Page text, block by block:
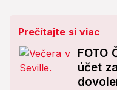
Prečítajte si viac
FOTO
účet